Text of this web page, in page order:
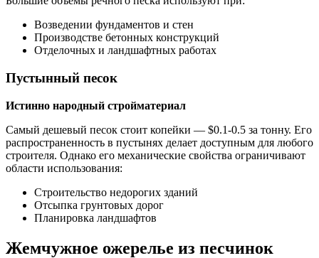
Возведении фундаментов и стен
Производстве бетонных конструкций
Отделочных и ландшафтных работах
Пустынный песок
Истинно народный стройматериал
Самый дешевый песок стоит копейки — $0.1-0.5 за тонну. Его
распространенность в пустынях делает доступным для любого
строителя. Однако его механические свойства ограничивают
области использования:
Строительство недорогих зданий
Отсыпка грунтовых дорог
Планировка ландшафтов
Жемчужное ожерелье из песчинок